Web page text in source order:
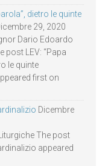
dietro le quinte
29, 2020
Dario Edoardo
post LEV: “Papa
le quinte
first on
Dicembre
The post
appeared